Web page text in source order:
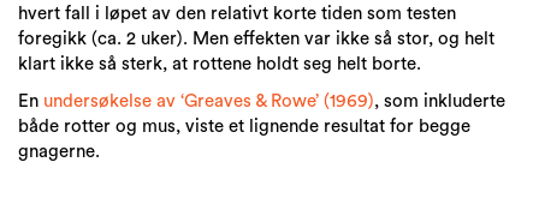
hvert fall i løpet av den relativt korte tiden som testen
foregikk (ca. 2 uker). Men effekten var ikke så stor, og helt
klart ikke så sterk, at rottene holdt seg helt borte.
En undersøkelse av ‘Greaves & Rowe’ (1969), som inkluderte
både rotter og mus, viste et lignende resultat for begge
gnagerne.